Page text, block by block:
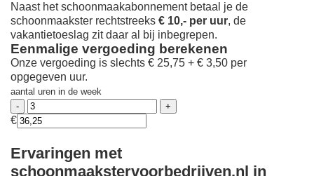
Naast het schoonmaakabonnement betaal je de
schoonmaakster rechtstreeks € 10,- per uur, de
vakantietoeslag zit daar al bij inbegrepen.
Eenmalige vergoeding berekenen
Onze vergoeding is slechts € 25,75 + € 3,50 per
opgegeven uur.
aantal uren in de week
€
Ervaringen met
schoonmaakstervoorbedrijven.nl in